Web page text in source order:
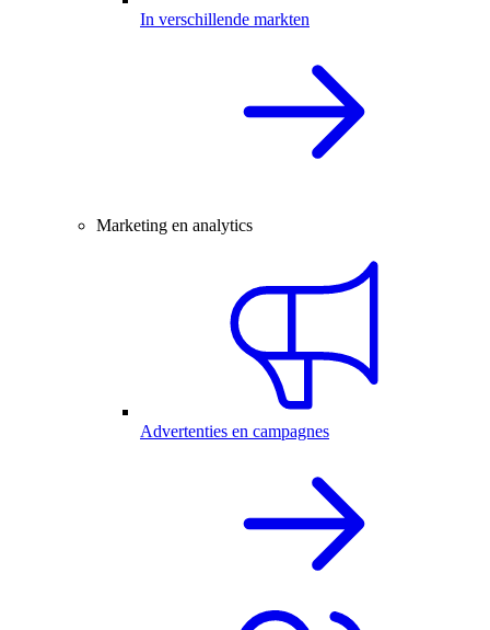
In verschillende markten
Marketing en analytics
Advertenties en campagnes